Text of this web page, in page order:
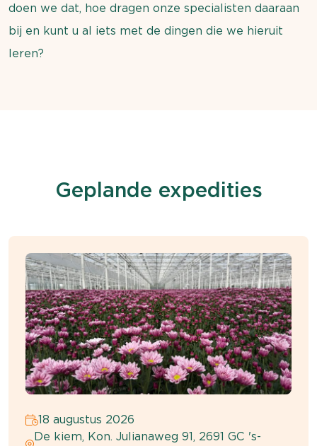
doen we dat, hoe dragen onze specialisten daaraan
bij en kunt u al iets met de dingen die we hieruit
leren?
Geplande expedities
18 augustus 2026
De kiem, Kon. Julianaweg 91, 2691 GC 's-